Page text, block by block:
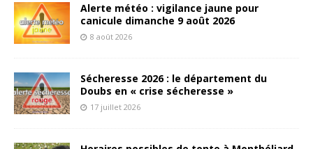
Alerte météo : vigilance jaune pour
canicule dimanche 9 août 2026
8 août 2026
Sécheresse 2026 : le département du
Doubs en « crise sécheresse »
17 juillet 2026